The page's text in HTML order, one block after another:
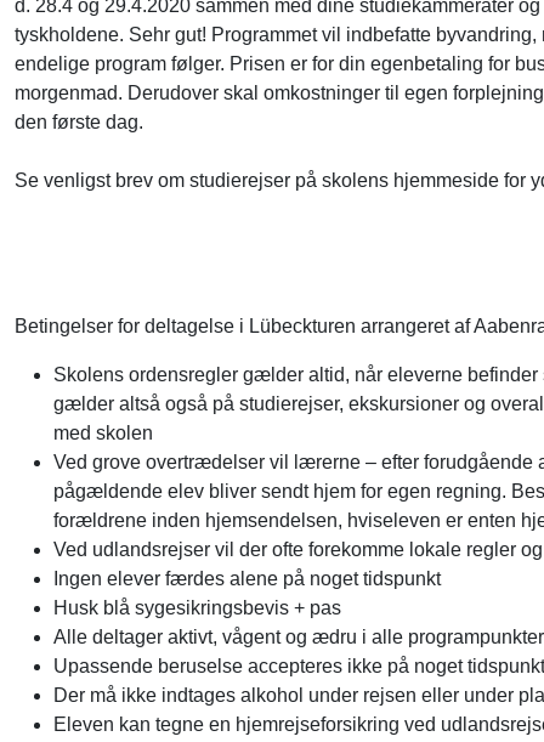
d. 28.4 og 29.4.2020 sammen med dine studiekammerater
tyskholdene. Sehr gut! Programmet vil indbefatte
endelige program følger. Prisen er for din egenbetaling for
morgenmad. Derudover skal omkostninger til egen
den første dag.
Se venligst brev om studierejser på skolens hjemmeside for
Betingelser for deltagelse i Lübeckturen arrangeret af
Skolens ordensregler gælder altid, når eleverne
gælder altså også på studierejser, ekskursioner og
med skolen
Ved grove overtrædelser vil lærerne – efter forudgående
pågældende elev bliver sendt hjem for egen regning.
forældrene inden hjemsendelsen, hviseleven er enten
Ved udlandsrejser vil der ofte forekomme lokale regler
Ingen elever færdes alene på noget tidspunkt
Husk blå sygesikringsbevis + pas
Alle deltager aktivt, vågent og ædru i alle programpunkter
Upassende beruselse accepteres ikke på noget
Der må ikke indtages alkohol under rejsen eller under
Eleven kan tegne en hjemrejseforsikring ved